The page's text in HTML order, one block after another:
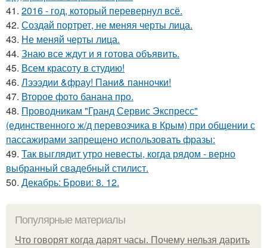
41. 2016 - год, который перевернул всё.
42. Создай портрет, не меняя черты лица.
43. Не меняй черты лица.
44. Знаю все ждут и я готова объявить.
45. Всем красоту в студию!
46. Лэээдии &фрау! Пани& панночки!
47. Второе фото банана про.
48. Проводникам "Гранд Сервис Экспресс"
(единственного ж/д перевозчика в Крым) при общении с
пассажирами запрещено использовать фразы:
49. Так выглядит утро невесты, когда рядом - верно
выбранный свадебный стилист.
50. Декабрь: Брови: 8. 12.
Популярные материалы
Что говорят когда дарят часы. Почему нельзя дарить